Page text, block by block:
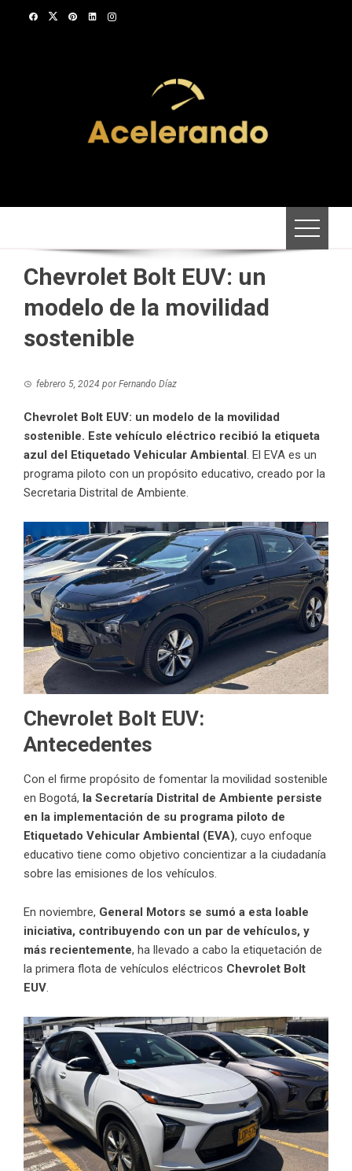
Chevrolet Bolt EUV: un
modelo de la movilidad
sostenible
febrero 5, 2024 porFernando Díaz
Chevrolet Bolt EUV: un modelo de la movilidad
sostenible. Este vehículo eléctrico recibió la etiqueta
azul del Etiquetado Vehicular Ambiental . El EVA es un
programa piloto con un propósito educativo, creado por la
Secretaria Distrital de Ambiente.
Chevrolet Bolt EUV:
Antecedentes
Con el firme propósito de fomentar la movilidad sostenible
en Bogotá, la Secretaría Distrital de Ambiente persiste
en la implementación de su programa piloto de
Etiquetado Vehicular Ambiental (EVA), cuyo enfoque
educativo tiene como objetivo concientizar a la ciudadanía
sobre las emisiones de los vehículos.
En noviembre, General Motors se sumó a esta loable
iniciativa, contribuyendo con un par de vehículos, y
más recientemente, ha llevado a cabo la etiquetación de
la primera flota de vehículos eléctricos Chevrolet Bolt
EUV